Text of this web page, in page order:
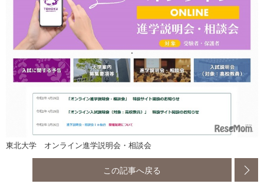
東北大学 オンライン進学説明会・相談会
この記事へ戻る